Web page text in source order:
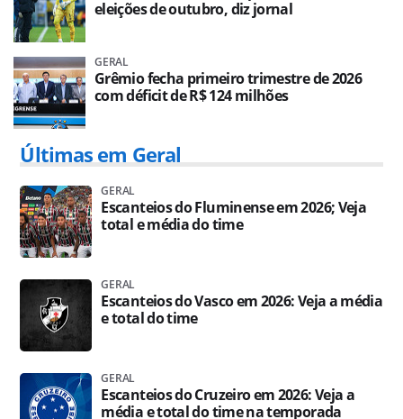
eleições de outubro, diz jornal
GERAL
Grêmio fecha primeiro trimestre de 2026
com déficit de R$ 124 milhões
Últimas em Geral
GERAL
Escanteios do Fluminense em 2026; Veja
total e média do time
GERAL
Escanteios do Vasco em 2026: Veja a média
e total do time
GERAL
Escanteios do Cruzeiro em 2026: Veja a
média e total do time na temporada